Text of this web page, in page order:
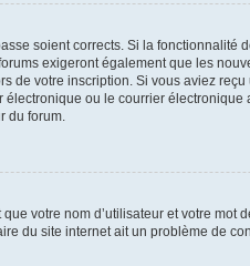
soient corrects. Si la
exigeront également que les
de votre inscription. Si vous aviez
ou le courrier
du forum.
votre nom d’utilisateur et votre
du site internet ait un problème de